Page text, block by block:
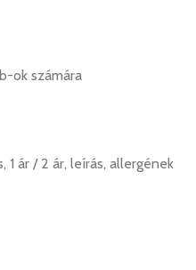
ok számára
ár / 2 ár, leírás, allergének